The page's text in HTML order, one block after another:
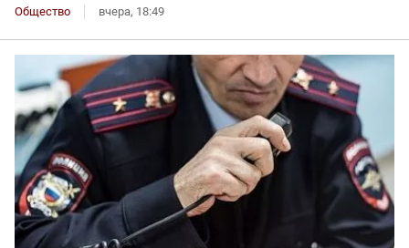
Общество вчера, 18:49